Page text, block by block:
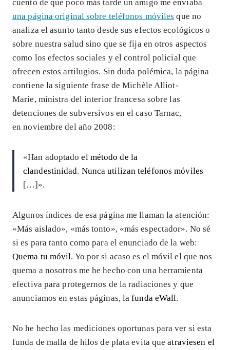
cuento de que poco más tarde un amigo me enviaba
una página original sobre teléfonos móviles que no
analiza el asunto tanto desde sus efectos ecológicos o
sobre nuestra salud sino que se fija en otros aspectos
como los efectos sociales y el control policial que
ofrecen estos artilugios. Sin duda polémica, la página
contiene la siguiente frase de Michèle Alliot-
Marie, ministra del interior francesa sobre las
detenciones de subversivos en el caso Tarnac,
en noviembre del año 2008:
«Han adoptadoel método de la
clandestinidad. Nunca utilizan teléfonos móviles
[…]».
Algunos índices de esa página me llaman la atención:
«Más aislado», «más tonto», «más espectador». No sé
si es para tanto como para el enunciado de la web:
Quema tu móvil. Yo por si acaso es el móvil el que nos
quema a nosotros me he hecho con una herramienta
efectiva para protegernos de la radiaciones y que
anunciamos en estas páginas, la funda eWall.
No he hecho las mediciones oportunas para ver si esta
funda de malla de hilos de plata evita queatraviesen el